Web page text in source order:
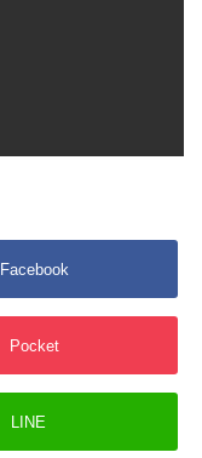
Facebook
Pocket
LINE